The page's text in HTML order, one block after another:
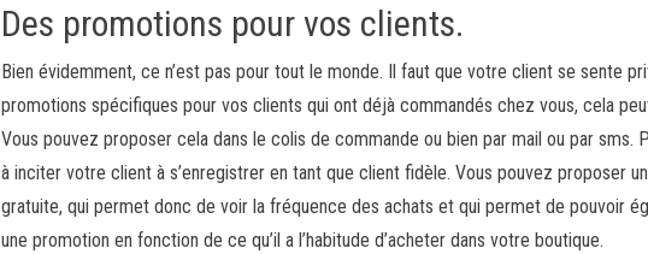
Des promotions pour vos clients.
Bien évidemment, ce n’est pas pour tout le monde. Il faut que votre client se sente
promotions spécifiques pour vos clients qui ont déjà commandés chez vous, cela
Vous pouvez proposer cela dans le colis de commande ou bien par mail ou par sms.
à inciter votre client à s’enregistrer en tant que client fidèle. Vous pouvez proposer
gratuite, qui permet donc de voir la fréquence des achats et qui permet de pouvoir
une promotion en fonction de ce qu’il a l’habitude d’acheter dans votre boutique.